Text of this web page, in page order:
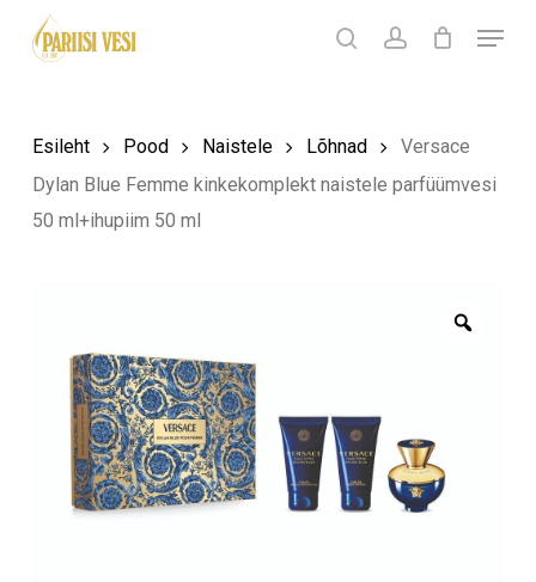
Products
search
searchaccount
Menu
Ostukorv
Esileht Pood Naistele Lõhnad
Versace
Dylan Blue Femme kinkekomplekt naistele parfüümvesi
50 ml+ihupiim 50 ml